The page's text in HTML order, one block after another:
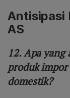
Antisipasi
AS
12. Apa
produk impor
domestik?